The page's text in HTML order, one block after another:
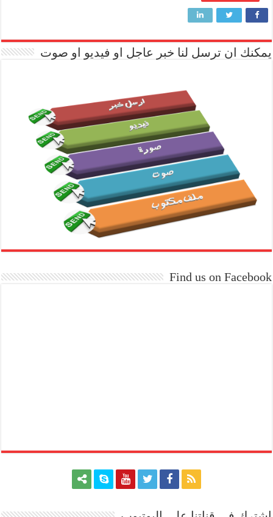
يمكنك ان ترسل لنا خبر عاجل او فيديو او صوت
Find us on Facebook